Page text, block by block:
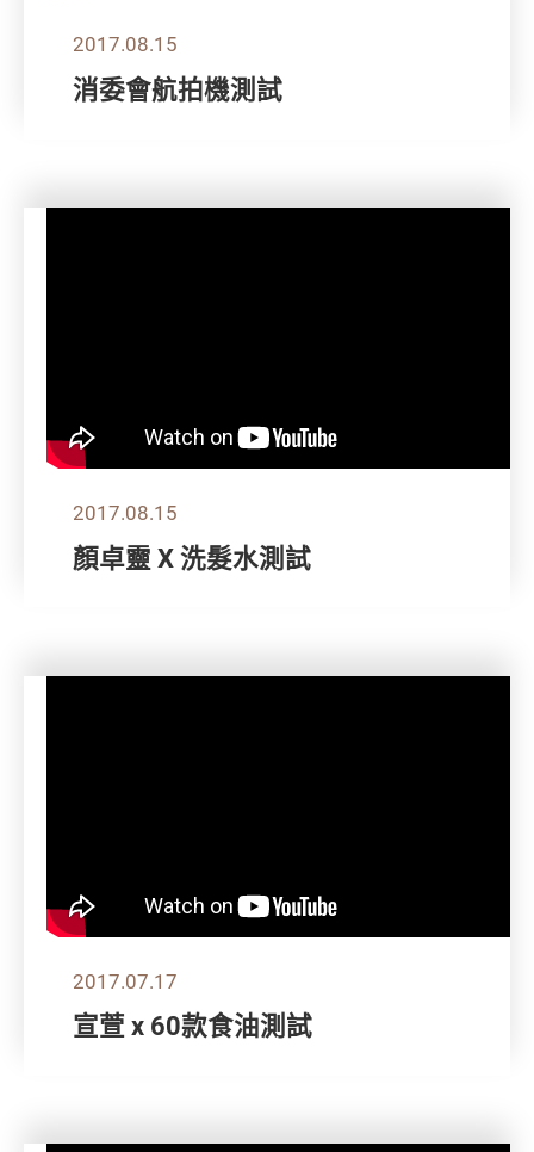
2017.08.15
消委會航拍機測試
2017.08.15
顏卓靈 X 洗髮水測試
2017.07.17
宣萱 x 60款食油測試